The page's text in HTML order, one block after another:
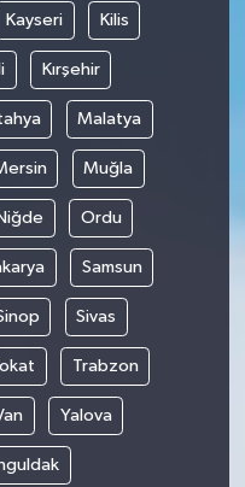
Kayseri Kilis
Kırşehir
Malatya
Muğla
Ordu
Samsun
Sivas
Trabzon
Yalova